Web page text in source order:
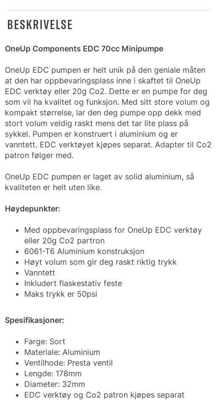
BESKRIVELSE
OneUp Components EDC 70cc Minipumpe
OneUp EDC pumpen er helt unik på den geniale måten
at den har oppbevaringsplass inne i skaftet til OneUp
EDC verktøy eller 20g Co2. Dette er en pumpe for deg
som vil ha kvalitet og funksjon. Med sitt store volum og
kompakt størrelse, lar den deg pumpe opp dekk med
stort volum veldig raskt mens det tar lite plass på
sykkel. Pumpen er konstruert i aluminium og er
vanntett. EDC verktøyet kjøpes separat. Adapter til Co2
patron følger med.
OneUp EDC pumpen er laget av solid aluminium, så
kvaliteten er helt uten like.
Høydepunkter:
Med oppbevaringsplass for OneUp EDC verktøy
eller 20g Co2 partron
6061-T6 Aluminium konstruksjon
Høyt volum som gir deg raskt riktig trykk
Vanntett
Inkludert flaskestativ feste
Maks trykk er 50psi
Spesifikasjoner:
Farge: Sort
Materiale: Aluminium
Ventilhode: Presta ventil
Lengde: 178mm
Diameter: 32mm
EDC verktøy og Co2 patron kjøpes separat